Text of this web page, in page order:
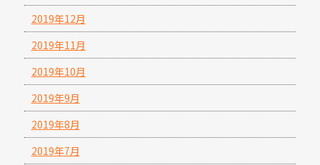
2019年12月
2019年11月
2019年10月
2019年9月
2019年8月
2019年7月